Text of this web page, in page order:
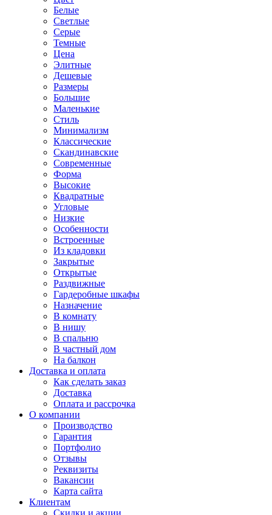
Белые
Светлые
Серые
Темные
Цена
Элитные
Дешевые
Размеры
Большие
Маленькие
Стиль
Минимализм
Классические
Скандинавские
Современные
Форма
Высокие
Квадратные
Угловые
Низкие
Особенности
Встроенные
Из кладовки
Закрытые
Открытые
Раздвижные
Гардеробные шкафы
Назначение
В комнату
В нишу
В спальню
В частный дом
На балкон
Доставка и оплата
Как сделать заказ
Доставка
Оплата и рассрочка
О компании
Производство
Гарантия
Портфолио
Отзывы
Реквизиты
Вакансии
Карта сайта
Клиентам
Скидки и акции